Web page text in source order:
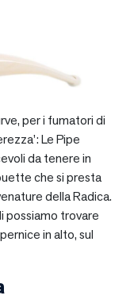
per i fumatori di
Le Pipe
da tenere in
che si presta
della Radica.
possiamo trovare
in alto, sul